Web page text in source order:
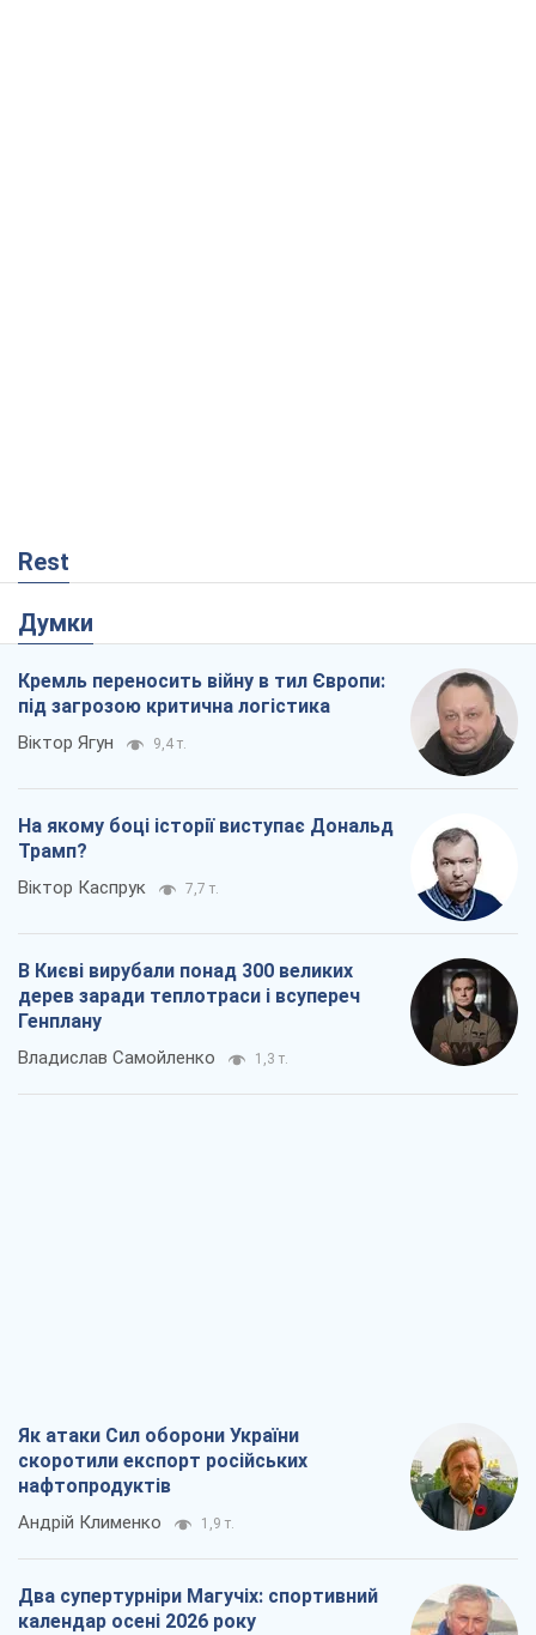
Rest
Думки
Кремль переносить війну в тил Європи:
під загрозою критична логістика
Віктор Ягун 9,4 т.
На якому боці історії виступає Дональд
Трамп?
Віктор Каспрук 7,7 т.
В Києві вирубали понад 300 великих
дерев заради теплотраси і всупереч
Генплану
Владислав Самойленко 1,3 т.
Як атаки Сил оборони України
скоротили експорт російських
нафтопродуктів
Андрій Клименко 1,9 т.
Два супертурніри Магучіх: спортивний
календар осені 2026 року